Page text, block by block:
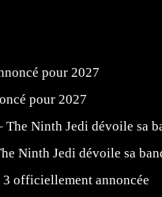
pour 2027
Ninth Jedi dévoile sa